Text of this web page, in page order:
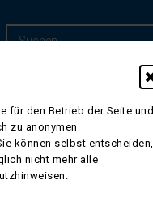
für den Betrieb der Seite und
zu anonymen
können selbst entscheiden,
nicht mehr alle